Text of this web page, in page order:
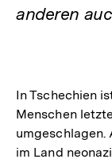
anderen
In Tschechien
Menschen
umgeschlagen.
im Land